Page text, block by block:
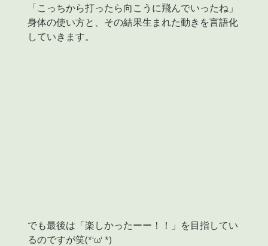
「こっちから打ったら向こうに飛んでいったね」
身体の使い方と、その結果生まれた動きを言語化
していきます。
でも最後は「楽しかったーー！！」を目指してい
るのですが笑(*‘ω‘ *)